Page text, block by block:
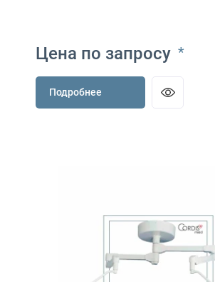
Цена по запросу *
Подробнее